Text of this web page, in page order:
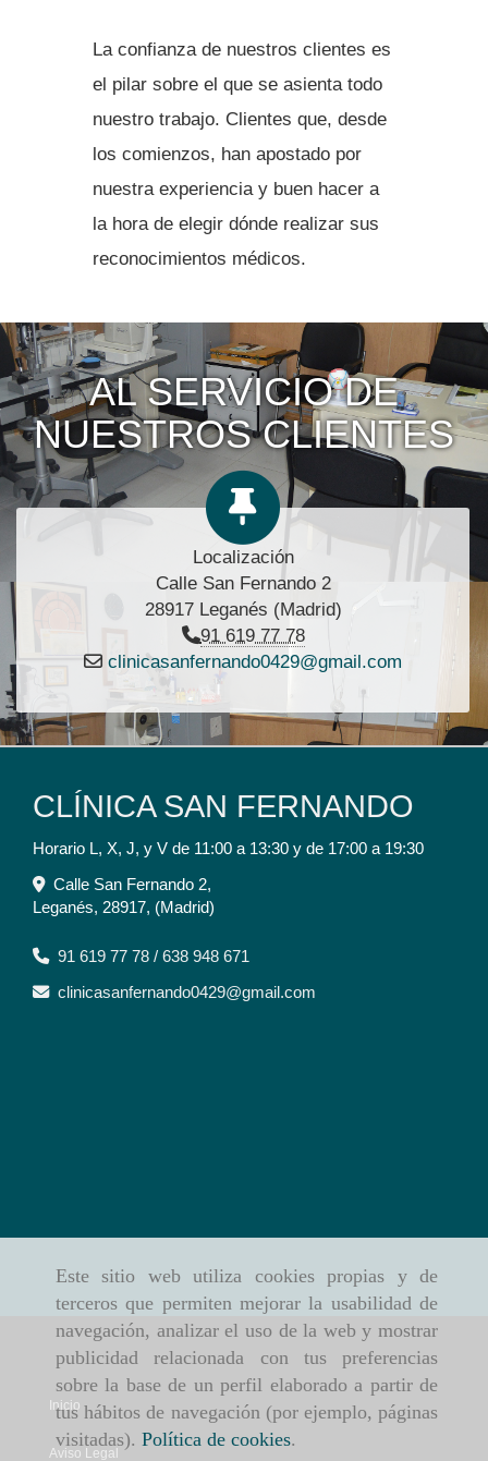
Este sitio web utiliza cookies propias y de
terceros que permiten mejorar la usabilidad de
navegación, analizar el uso de la web y mostrar
publicidad relacionada con tus preferencias
sobre la base de un perfil elaborado a partir de
tus hábitos de navegación (por ejemplo, páginas
visitadas). Política de cookies.
La confianza de nuestros clientes es
el pilar sobre el que se asienta todo
nuestro trabajo. Clientes que, desde
los comienzos, han apostado por
nuestra experiencia y buen hacer a
la hora de elegir dónde realizar sus
reconocimientos médicos.
AL SERVICIO DE
NUESTROS CLIENTES
Localización
Calle San Fernando 2
28917 Leganés (Madrid)
91 619 77 78
clinicasanfernando0429
gmail.com
CLÍNICA SAN FERNANDO
Horario L, X, J, y V de 11:00 a 13:30 y de 17:00 a 19:30
Calle San Fernando 2,
Leganés, 28917, (Madrid)
91 619 77 78 / 638 948 671
clinicasanfernando0429
gmail.com
Inicio
Aviso Legal